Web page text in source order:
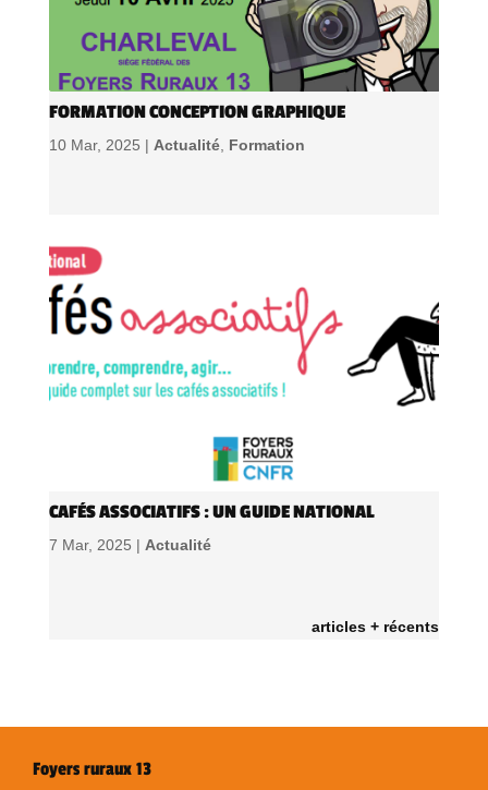
FORMATION CONCEPTION GRAPHIQUE
10 Mar, 2025 | Actualité, Formation
CAFÉS ASSOCIATIFS : UN GUIDE NATIONAL
7 Mar, 2025 | Actualité
articles + récents
Foyers ruraux 13